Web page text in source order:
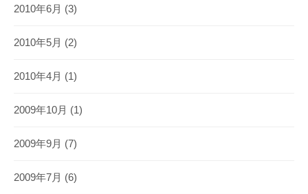
2010年6月 (3)
2010年5月 (2)
2010年4月 (1)
2009年10月 (1)
2009年9月 (7)
2009年7月 (6)